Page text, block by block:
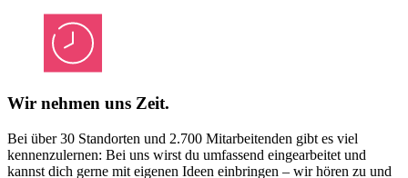
Wir nehmen uns Zeit.
Bei über 30 Standorten und 2.700 Mitarbeitenden gibt es viel
kennenzulernen: Bei uns wirst du umfassend eingearbeitet und
kannst dich gerne mit eigenen Ideen einbringen – wir hören zu und